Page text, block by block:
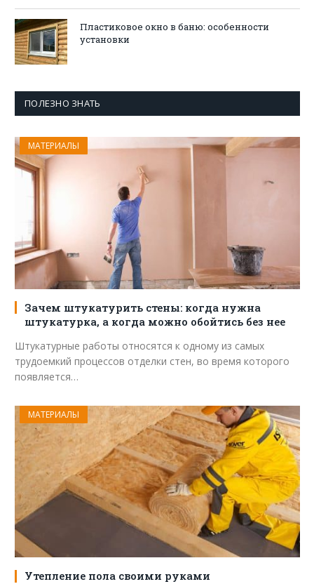
Пластиковое окно в баню: особенности
установки
ПОЛЕЗНО ЗНАТЬ
МАТЕРИАЛЫ
Зачем штукатурить стены: когда нужна
штукатурка, а когда можно обойтись без нее
Штукатурные работы относятся к одному из самых
трудоемкий процессов отделки стен, во время которого
появляется…
МАТЕРИАЛЫ
Утепление пола своими руками